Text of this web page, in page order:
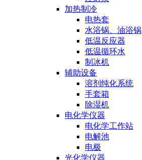
加热制冷
电热套
水浴锅、油浴锅
低温反应器
低温循环水
制冰机
辅助设备
溶剂纯化系统
手套箱
除湿机
电化学仪器
电化学工作站
电解池
电极
光化学仪器